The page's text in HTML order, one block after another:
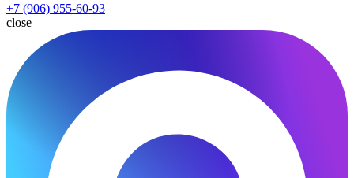
+7 (906) 955-60-93
close